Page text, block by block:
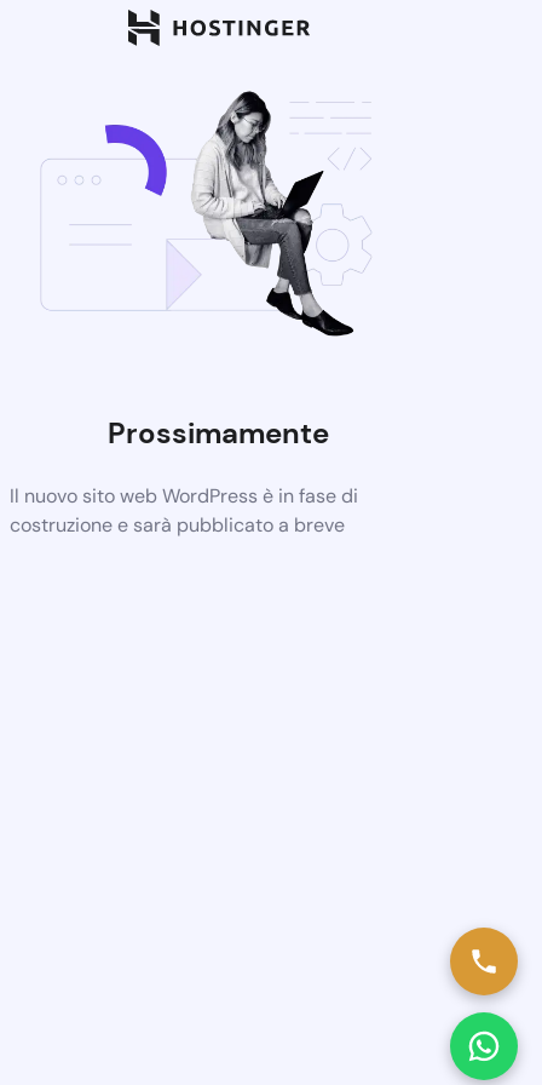
Prossimamente
Il nuovo sito web WordPress è in fase di
costruzione e sarà pubblicato a breve